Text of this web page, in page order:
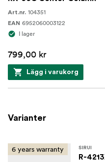
Art.nr. 104351
EAN 6952060003122
I lager
799,00 kr
Lägg i varukorg
Varianter
6 years warranty SIRUI
R-